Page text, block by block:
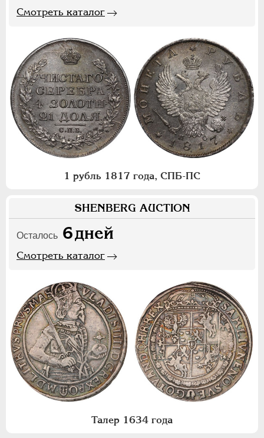
Смотреть каталог
1 рубль 1817 года, СПБ-ПС
SHENBERG AUCTION
Осталось 6дней
Смотреть каталог
Талер 1634 года